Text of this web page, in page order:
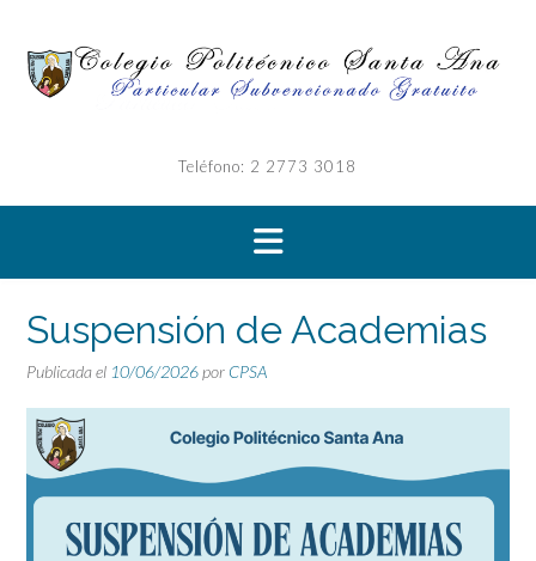
contenido
Teléfono: 2 2773 3018
Suspensión de Academias
Publicada el 10/06/2026por CPSA